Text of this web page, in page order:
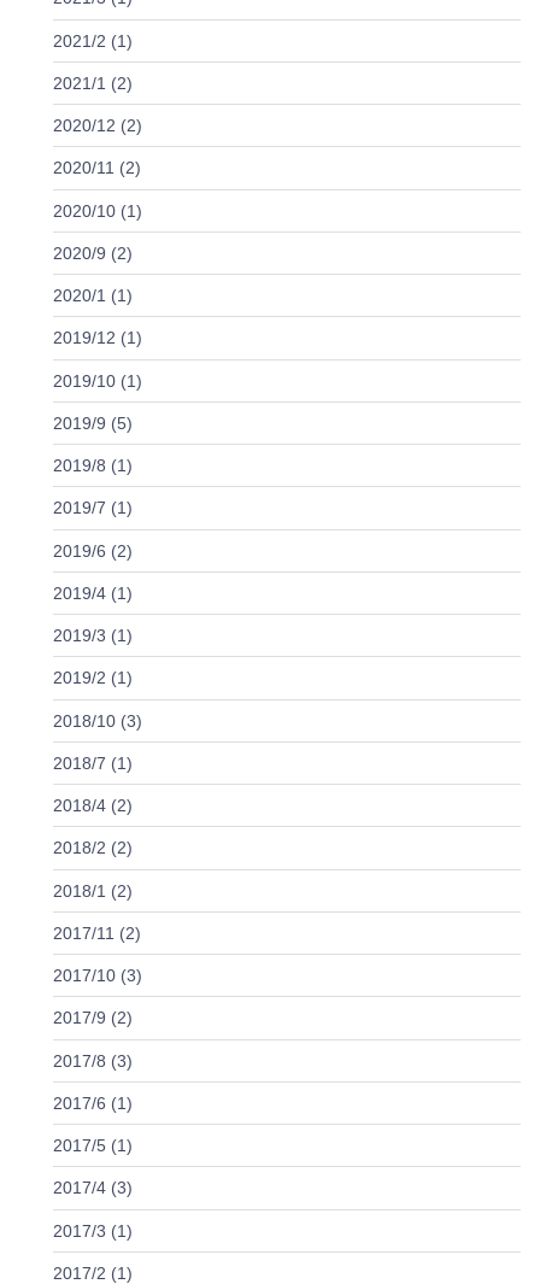
2021/2 (1)
2021/1 (2)
2020/12 (2)
2020/11 (2)
2020/10 (1)
2020/9 (2)
2020/1 (1)
2019/12 (1)
2019/10 (1)
2019/9 (5)
2019/8 (1)
2019/7 (1)
2019/6 (2)
2019/4 (1)
2019/3 (1)
2019/2 (1)
2018/10 (3)
2018/7 (1)
2018/4 (2)
2018/2 (2)
2018/1 (2)
2017/11 (2)
2017/10 (3)
2017/9 (2)
2017/8 (3)
2017/6 (1)
2017/5 (1)
2017/4 (3)
2017/3 (1)
2017/2 (1)